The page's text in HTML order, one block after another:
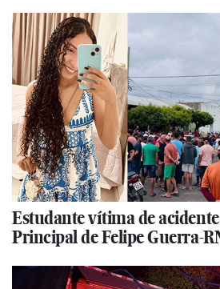
Estudante vítima de
Principal de Felipe Guerra-